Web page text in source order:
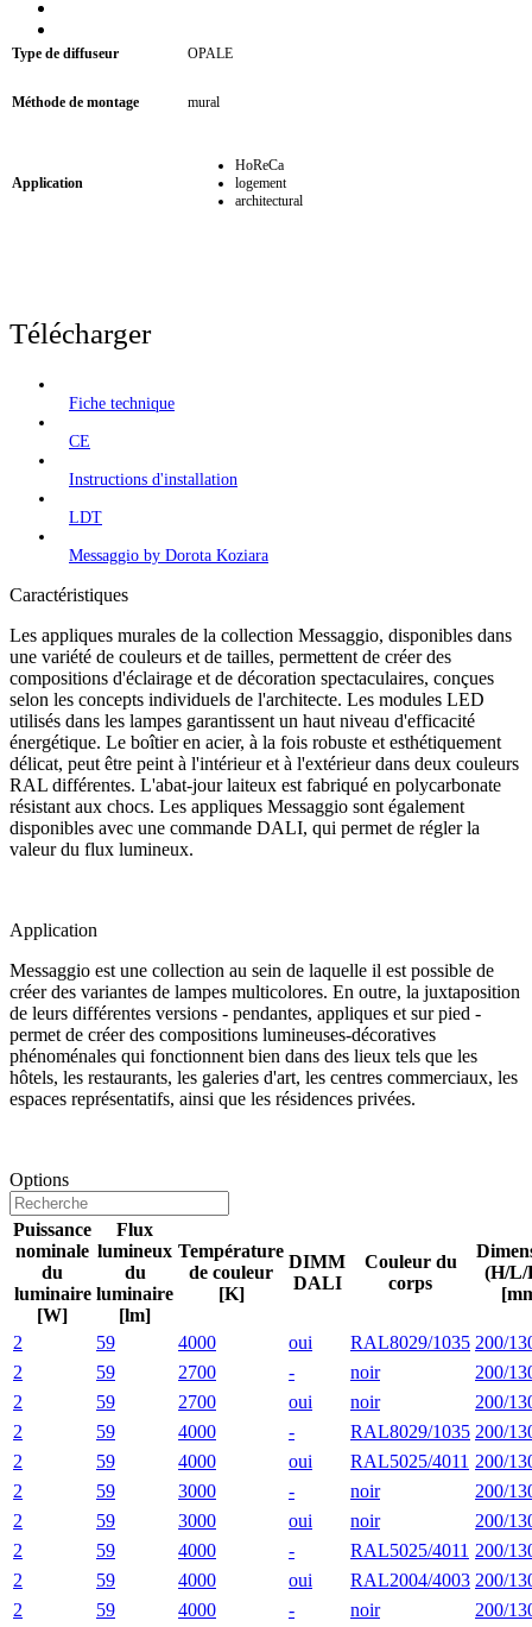
Type de diffuseur OPALE
Méthode de montage mural
Application
HoReCa
logement
architectural
Télécharger
Fiche technique
CE
Instructions d'installation
LDT
Messaggio by Dorota Koziara
Caractéristiques
Les appliques murales de la collection Messaggio, disponibles dans
une variété de couleurs et de tailles, permettent de créer des
compositions d'éclairage et de décoration spectaculaires, conçues
selon les concepts individuels de l'architecte. Les modules LED
utilisés dans les lampes garantissent un haut niveau d'efficacité
énergétique. Le boîtier en acier, à la fois robuste et esthétiquement
délicat, peut être peint à l'intérieur et à l'extérieur dans deux couleurs
RAL différentes. L'abat-jour laiteux est fabriqué en polycarbonate
résistant aux chocs. Les appliques Messaggio sont également
disponibles avec une commande DALI, qui permet de régler la
valeur du flux lumineux.
Application
Messaggio est une collection au sein de laquelle il est possible de
créer des variantes de lampes multicolores. En outre, la juxtaposition
de leurs différentes versions - pendantes, appliques et sur pied -
permet de créer des compositions lumineuses-décoratives
phénoménales qui fonctionnent bien dans des lieux tels que les
hôtels, les restaurants, les galeries d'art, les centres commerciaux, les
espaces représentatifs, ainsi que les résidences privées.
Options
Puissance
nominale
du
luminaire
[W]
Flux
lumineux
du
luminaire
[lm]
Température
de couleur
[K]
DIMM
DALI
Couleur du
corps
(H/L/
2 59 4000 oui RAL8029/1035 200/
2
59 2700 - noir
200/
2
59 2700 oui noir
200/
2
59 4000 - RAL8029/1035 200/
2
59 4000 oui RAL5025/4011 200/
2
59 3000 - noir
200/
2
59 3000 oui noir
200/
2
59 4000 - RAL5025/4011 200/
2
59 4000 oui RAL2004/4003 200/
2
59 4000 - noir
200/